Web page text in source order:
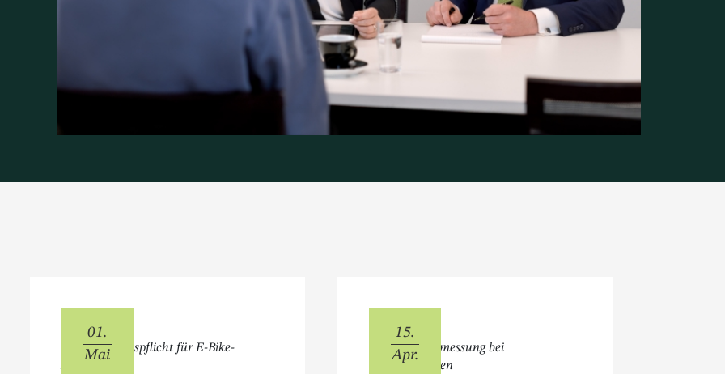
01.
Mai
Neue Sorgfaltspflicht für E-Bike-
15.
Apr.
Unterhaltsbemessung bei
Selbstständigen